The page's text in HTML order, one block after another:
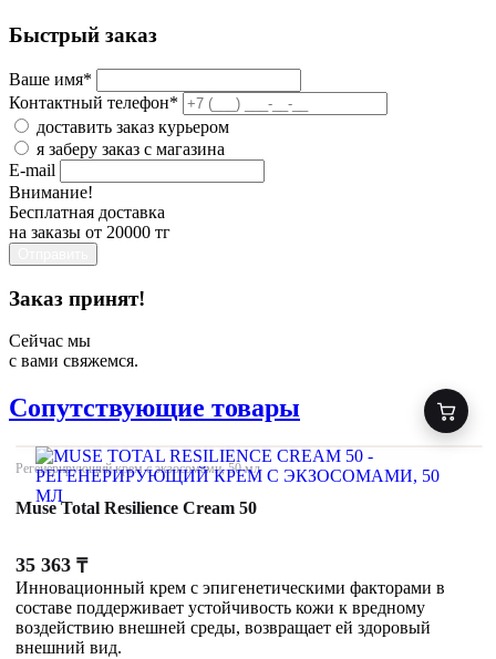
Быстрый заказ
Ваше имя*
Контактный телефон*
доставить заказ курьером
я заберу заказ с магазина
E-mail
Внимание!
Бесплатная доставка
на заказы от 20000 тг
Заказ принят!
Сейчас мы
с вами свяжемся.
Сопутствующие товары
Регенерирующий крем с экзосомами, 50 мл
Muse Total Resilience Cream 50
35 363 ₸
Инновационный крем с эпигенетическими факторами в
составе поддерживает устойчивость кожи к вредному
воздействию внешней среды, возвращает ей здоровый
внешний вид.